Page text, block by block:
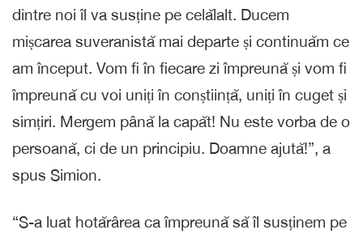
dintre noi îl va susține pe celălalt. Ducem
mișcarea suveranistă mai departe și continuăm ce
am început. Vom fi în fiecare zi împreună și vom fi
împreună cu voi uniți în conștiință, uniți în cuget și
simțiri. Mergem până la capăt! Nu este vorba de o
persoană, ci de un principiu. Doamne ajută!”, a
spus Simion.
“S-a luat hotărârea ca împreună să îl susținem pe